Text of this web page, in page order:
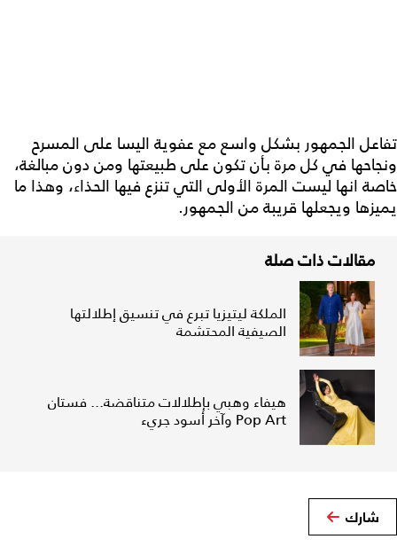
تفاعل الجمهور بشكل واسع مع عفوية اليسا على المسرح
ونجاحها في كل مرة بأن تكون على طبيعتها ومن دون مبالغة،
خاصة انها ليست المرة الأولى التي تنزع فيها الحذاء، وهذا ما
يميزها ويجعلها قريبة من الجمهور.
مقالات ذات صلة
الملكة ليتيزيا تبرع في تنسيق إطلالتها
الصيفية المحتشمة
هيفاء وهبي بإطلالات متناقضة... فستان
Pop Art وآخر أسود جريء
شارك